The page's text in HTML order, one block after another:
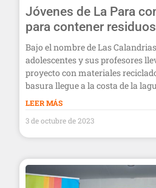
Jóvenes de La Para
para contener
Bajo el nombre de Las
adolescentes y sus profesores
proyecto con materiales
basura llegue a la costa de la
LEER MÁS
3 de octubre de 2023